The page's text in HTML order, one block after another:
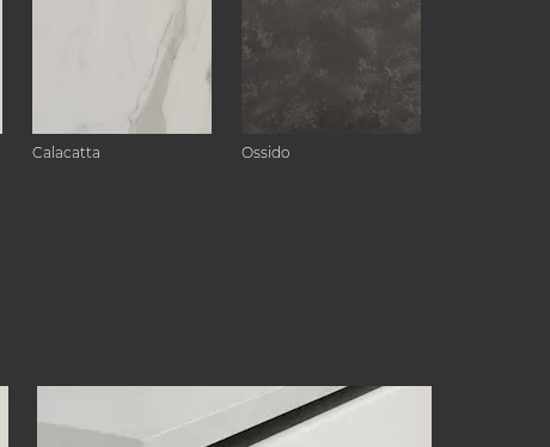
Calacatta Ossido